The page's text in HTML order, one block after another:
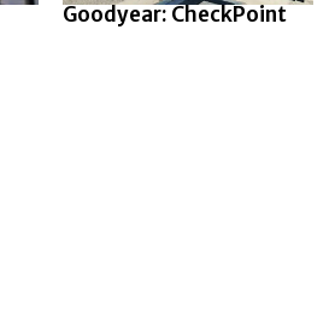
Goodyear: CheckPoint